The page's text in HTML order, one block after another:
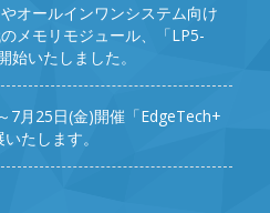
オールインワンシステム向け
メモリモジュール、「LP5-
いたしました。
7月25日(金)開催「EdgeTech+
たします。